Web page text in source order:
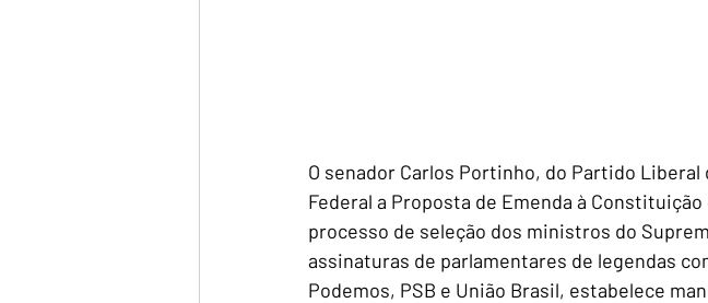
O senador Carlos Portinho, do Partido
Federal a Proposta de Emenda à
processo de seleção dos ministros do
assinaturas de parlamentares de legendas
Podemos, PSB e União Brasil, estabelece